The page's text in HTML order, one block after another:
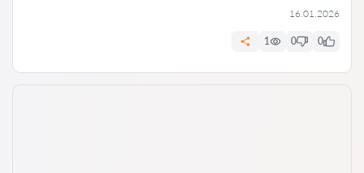
16.01.2026
0
0
1